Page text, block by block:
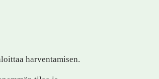
harventamisen.